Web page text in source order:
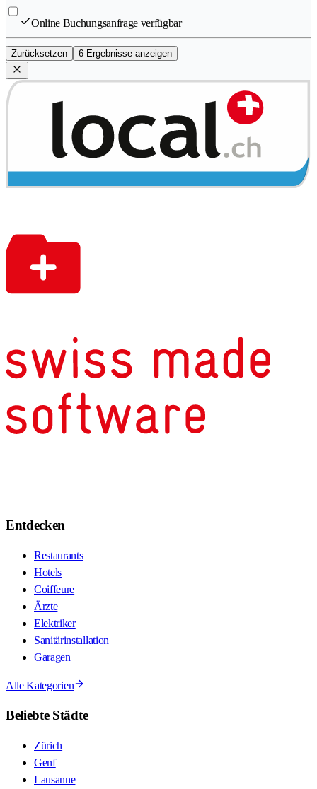
Online Buchungsanfrage verfügbar
Zurücksetzen 6 Ergebnisse anzeigen
Entdecken
Restaurants
Hotels
Coiffeure
Ärzte
Elektriker
Sanitärinstallation
Garagen
Alle Kategorien
Beliebte Städte
Zürich
Genf
Lausanne